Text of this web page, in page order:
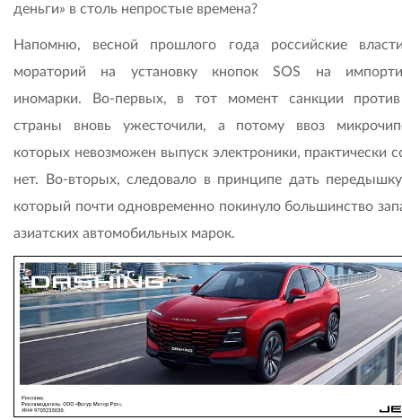
деньги» в столь непростые времена?
Напомню, весной прошлого года российские
мораторий на установку кнопок SOS на
иномарки. Во-первых, в тот момент санкции
страны вновь ужесточили, а потому ввоз
которых невозможен выпуск электроники, практически
нет. Во-вторых, следовало в принципе дать
который почти одновременно покинуло большинство
азиатских автомобильных марок.